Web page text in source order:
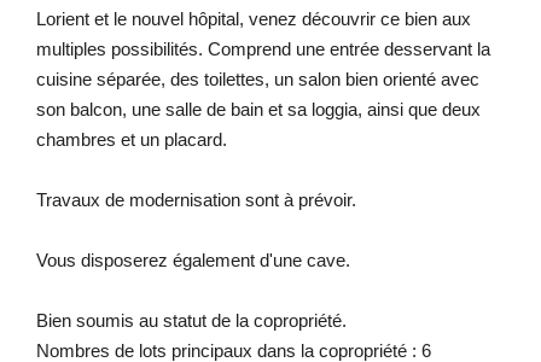
Lorient et le nouvel hôpital, venez découvrir ce bien aux
multiples possibilités. Comprend une entrée desservant la
cuisine séparée, des toilettes, un salon bien orienté avec
son balcon, une salle de bain et sa loggia, ainsi que deux
chambres et un placard.
Travaux de modernisation sont à prévoir.
Vous disposerez également d'une cave.
Bien soumis au statut de la copropriété.
Nombres de lots principaux dans la copropriété : 6